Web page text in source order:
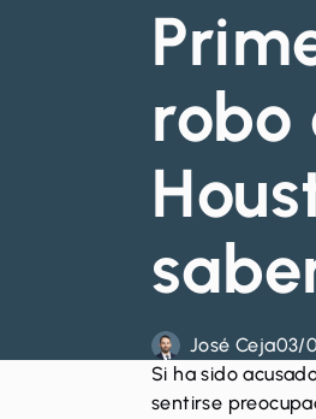
robo
José Ceja03/
Si ha sido
sentirse